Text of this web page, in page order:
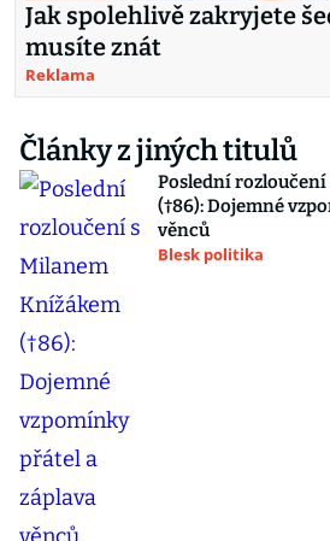
Jak spolehlivě zakryjete
musíte znát
Reklama
Články z jiných titulů
Poslední
(†86): Dojemné
věnců
Blesk politika